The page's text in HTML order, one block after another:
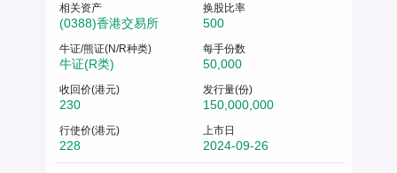
相关资产
(0388)香港交易所
换股比率
500
牛证/熊证(N/R种类)
牛证(R类)
每手份数
50,000
收回价(港元)
230
发行量(份)
150,000,000
行使价(港元)
228
上市日
2024-09-26